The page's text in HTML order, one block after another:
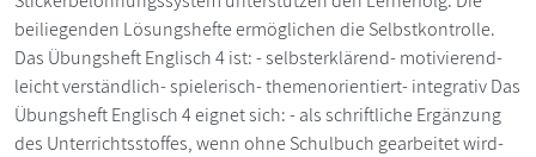
beiliegenden Lösungshefte ermöglichen die Selbstkontrolle.
Das Übungsheft Englisch 4 ist: - selbsterklärend- motivierend-
leicht verständlich- spielerisch- themenorientiert- integrativ Das
Übungsheft Englisch 4 eignet sich: - als schriftliche Ergänzung
des Unterrichtsstoffes, wenn ohne Schulbuch gearbeitet wird-